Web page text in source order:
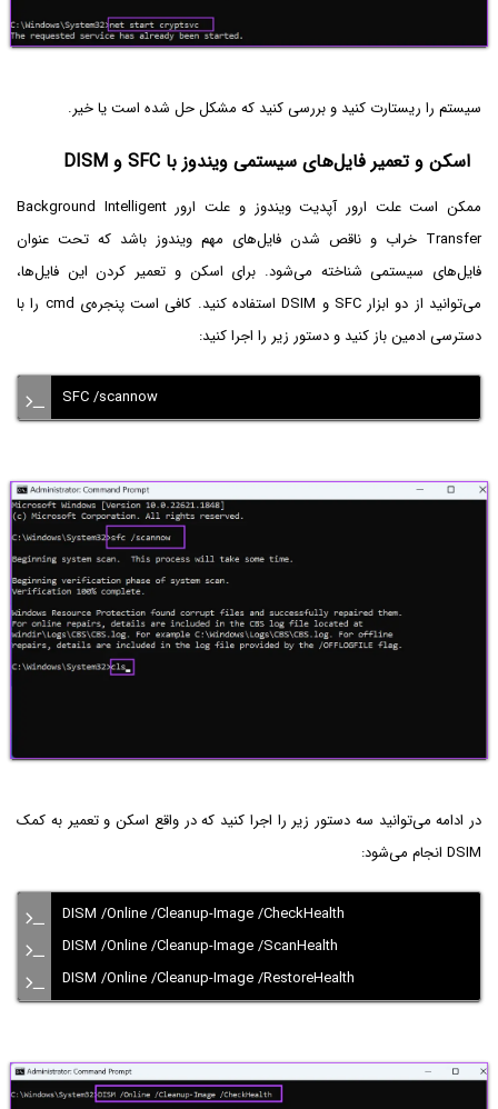
سیستم را ریستارت کنید و بررسی کنید که مشکل حل شده است یا خیر.
اسکن و تعمیر فایل‌های سیستمی ویندوز با SFC و DISM
ممکن است علت ارور آپدیت ویندوز و علت ارور Background Intelligent
Transfer خراب و ناقص شدن فایل‌های مهم ویندوز باشد که تحت عنوان
فایل‌های سیستمی شناخته می‌شود. برای اسکن و تعمیر کردن این فایل‌ها،
می‌توانید از دو ابزار SFC و DSIM استفاده کنید. کافی است پنجره‌ی cmd‌ را با
دسترسی ادمین باز کنید و دستور زیر را اجرا کنید:
SFC /scannow
در ادامه می‌توانید سه دستور زیر را اجرا کنید که در واقع اسکن و تعمیر به کمک
DSIM انجام می‌شود:
DISM /Online /Cleanup-Image /CheckHealth
DISM /Online /Cleanup-Image /ScanHealth
DISM /Online /Cleanup-Image /RestoreHealth